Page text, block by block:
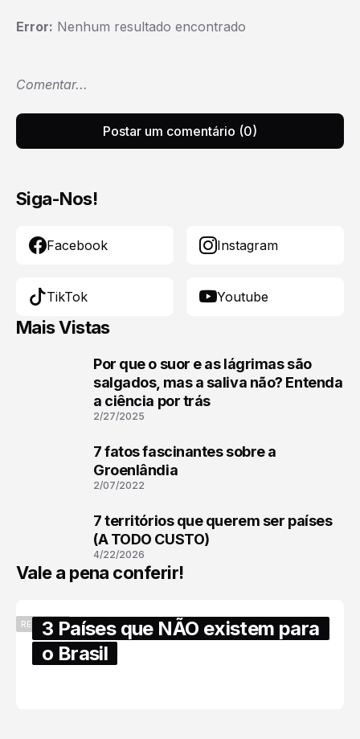
Error: Nenhum resultado encontrado
Comentar...
Postar um comentário (0)
Siga-Nos!
Facebook Instagram
TikTok Youtube
Mais Vistas
Por que o suor e as lágrimas são
salgados, mas a saliva não? Entenda
a ciência por trás
2/27/2025
7 fatos fascinantes sobre a
Groenlândia
2/07/2022
7 territórios que querem ser países
(A TODO CUSTO)
4/22/2026
Vale a pena conferir!
RECENTES3 Países que NÃO existem para
o Brasil